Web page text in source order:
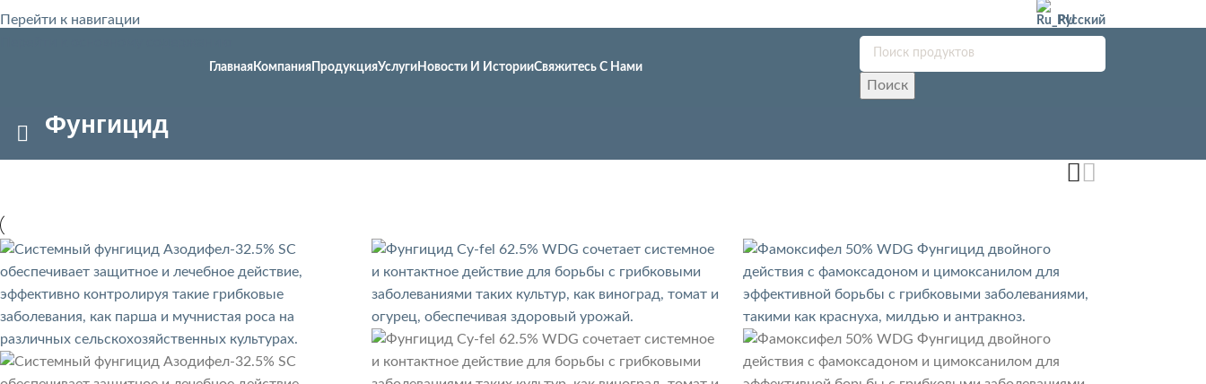
Перейти к навигации
Русский
ГлавнаяКомпанияПродукцияУслугиНовости И ИсторииСвяжитесь С Нами
Поиск
Фунгицид